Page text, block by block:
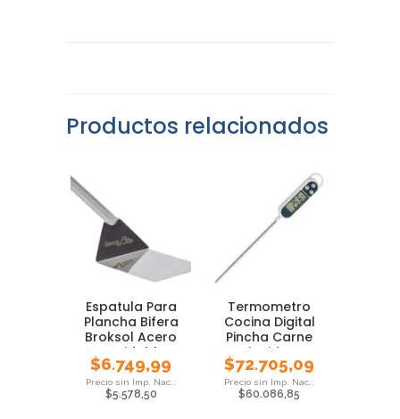
Productos relacionados
Espatula Para
Plancha Bifera
Broksol Acero
Inoxidable
$6.749,99
$5.578,50
Termometro
Cocina Digital
Pincha Carne
Liquidos
Gastronomia
$72.705,09
$60.086,85